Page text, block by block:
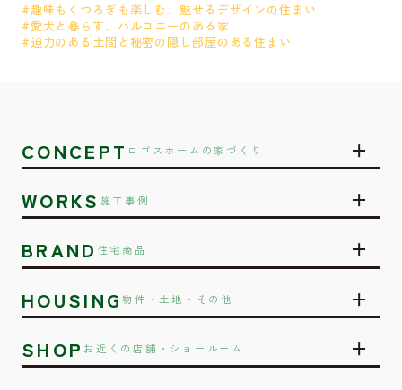
#趣味もくつろぎも楽しむ、魅せるデザインの住まい
#愛犬と暮らす、バルコニーのある家
#迫力のある土間と秘密の隠し部屋のある住まい
CONCEPT ロゴスホームの家づくり
WORKS 施工事例
BRAND 住宅商品
HOUSING物件・土地・その他
SHOP お近くの店舗・ショールーム